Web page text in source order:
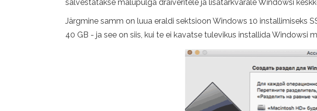
salvestatakse mälupulga draiveritele ja lisatarkvarale Windowsi
Järgmine samm on luua eraldi sektsioon Windows 10 installimiseks
40 GB - ja see on siis, kui te ei kavatse tulevikus installida Windowsi